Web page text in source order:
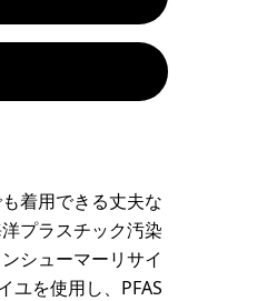
着用できる丈夫な
プラスチック汚染
シューマーリサイ
ユを使用し、PFAS